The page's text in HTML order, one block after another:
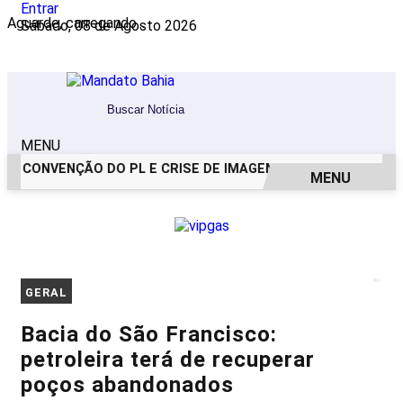
Aguarde, carregando...
Entrar
Sábado, 08 de Agosto 2026
MENU
CONVENÇÃO DO PL E CRISE DE IMAGEM: OS BASTIDORES
MENU
GERAL
Bacia do São Francisco:
petroleira terá de recuperar
poços abandonados